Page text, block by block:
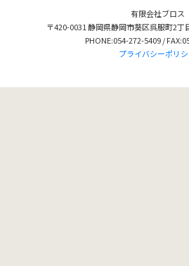
有限会社ブロス
〒420-0031 静岡県静岡市葵区呉服町2丁
PHONE:054-272-5409 /
プライバシーポリ